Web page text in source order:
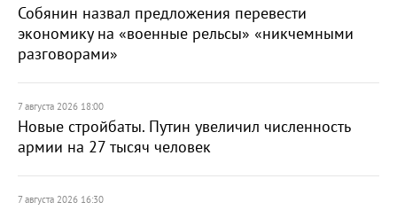
Собянин назвал предложения перевести
экономику на «военные рельсы» «никчемными
разговорами»
7 августа 2026 18:00
Новые стройбаты. Путин увеличил численность
армии на 27 тысяч человек
7 августа 2026 16:30